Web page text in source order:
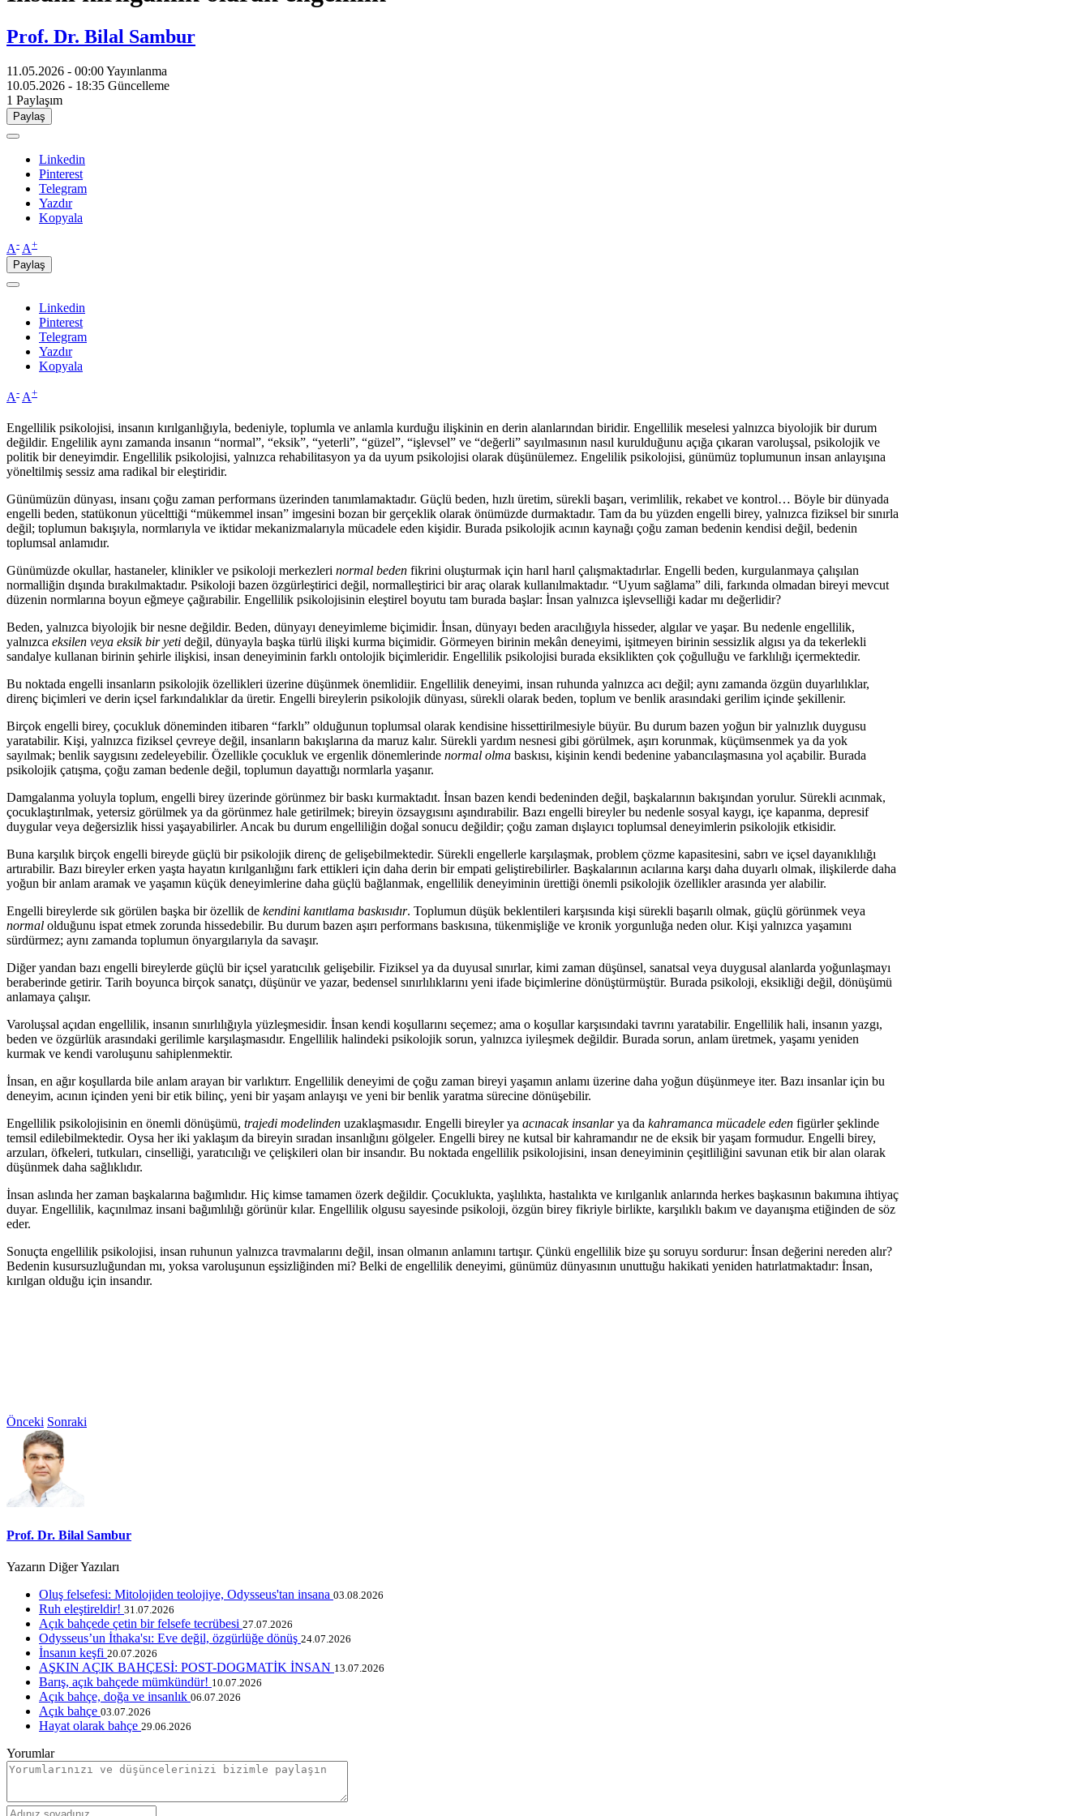
Prof. Dr. Bilal Sambur
11.05.2026 - 00:00Yayınlanma
10.05.2026 - 18:35 Güncelleme
1 Paylaşım
Paylaş
Linkedin
Pinterest
Telegram
Yazdır
Kopyala
A- A+
Paylaş
Linkedin
Pinterest
Telegram
Yazdır
Kopyala
A- A+
Engellilik psikolojisi, insanın kırılganlığıyla, bedeniyle, toplumla ve anlamla kurduğu ilişkinin en derin alanlarından biridir. Engellilik meselesi yalnızca biyolojik bir durum
değildir. Engelilik aynı zamanda insanın “normal”, “eksik”, “yeterli”, “güzel”, “işlevsel” ve “değerli” sayılmasının nasıl kurulduğunu açığa çıkaran varoluşsal, psikolojik ve
politik bir deneyimdir. Engellilik psikolojisi, yalnızca rehabilitasyon ya da uyum psikolojisi olarak düşünülemez. Engelilik psikolojisi, günümüz toplumunun insan anlayışına
yöneltilmiş sessiz ama radikal bir eleştiridir.
Günümüzün dünyası, insanı çoğu zaman performans üzerinden tanımlamaktadır. Güçlü beden, hızlı üretim, sürekli başarı, verimlilik, rekabet ve kontrol… Böyle bir dünyada
engelli beden, statükonun yücelttiği “mükemmel insan” imgesini bozan bir gerçeklik olarak önümüzde durmaktadır. Tam da bu yüzden engelli birey, yalnızca fiziksel bir sınırla
değil; toplumun bakışıyla, normlarıyla ve iktidar mekanizmalarıyla mücadele eden kişidir. Burada psikolojik acının kaynağı çoğu zaman bedenin kendisi değil, bedenin
toplumsal anlamıdır.
Günümüzde okullar, hastaneler, klinikler ve psikoloji merkezleri normal beden fikrini oluşturmak için harıl harıl çalışmaktadırlar. Engelli beden, kurgulanmaya çalışılan
normalliğin dışında bırakılmaktadır. Psikoloji bazen özgürleştirici değil, normalleştirici bir araç olarak kullanılmaktadır. “Uyum sağlama” dili, farkında olmadan bireyi mevcut
düzenin normlarına boyun eğmeye çağırabilir. Engellilik psikolojisinin eleştirel boyutu tam burada başlar: İnsan yalnızca işlevselliği kadar mı değerlidir?
Beden, yalnızca biyolojik bir nesne değildir. Beden, dünyayı deneyimleme biçimidir. İnsan, dünyayı beden aracılığıyla hisseder, algılar ve yaşar. Bu nedenle engellilik,
yalnızca eksilen veya eksik bir yeti değil, dünyayla başka türlü ilişki kurma biçimidir. Görmeyen birinin mekân deneyimi, işitmeyen birinin sessizlik algısı ya da tekerlekli
sandalye kullanan birinin şehirle ilişkisi, insan deneyiminin farklı ontolojik biçimleridir. Engellilik psikolojisi burada eksiklikten çok çoğulluğu ve farklılığı içermektedir.
Bu noktada engelli insanların psikolojik özellikleri üzerine düşünmek önemlidiir. Engellilik deneyimi, insan ruhunda yalnızca acı değil; aynı zamanda özgün duyarlılıklar,
direnç biçimleri ve derin içsel farkındalıklar da üretir. Engelli bireylerin psikolojik dünyası, sürekli olarak beden, toplum ve benlik arasındaki gerilim içinde şekillenir.
Birçok engelli birey, çocukluk döneminden itibaren “farklı” olduğunun toplumsal olarak kendisine hissettirilmesiyle büyür. Bu durum bazen yoğun bir yalnızlık duygusu
yaratabilir. Kişi, yalnızca fiziksel çevreye değil, insanların bakışlarına da maruz kalır. Sürekli yardım nesnesi gibi görülmek, aşırı korunmak, küçümsenmek ya da yok
sayılmak; benlik saygısını zedeleyebilir. Özellikle çocukluk ve ergenlik dönemlerinde normal olma baskısı, kişinin kendi bedenine yabancılaşmasına yol açabilir. Burada
psikolojik çatışma, çoğu zaman bedenle değil, toplumun dayattığı normlarla yaşanır.
Damgalanma yoluyla toplum, engelli birey üzerinde görünmez bir baskı kurmaktadıt. İnsan bazen kendi bedeninden değil, başkalarının bakışından yorulur. Sürekli acınmak,
çocuklaştırılmak, yetersiz görülmek ya da görünmez hale getirilmek; bireyin özsaygısını aşındırabilir. Bazı engelli bireyler bu nedenle sosyal kaygı, içe kapanma, depresif
duygular veya değersizlik hissi yaşayabilirler. Ancak bu durum engelliliğin doğal sonucu değildir; çoğu zaman dışlayıcı toplumsal deneyimlerin psikolojik etkisidir.
Buna karşılık birçok engelli bireyde güçlü bir psikolojik direnç de gelişebilmektedir. Sürekli engellerle karşılaşmak, problem çözme kapasitesini, sabrı ve içsel dayanıklılığı
artırabilir. Bazı bireyler erken yaşta hayatın kırılganlığını fark ettikleri için daha derin bir empati geliştirebilirler. Başkalarının acılarına karşı daha duyarlı olmak, ilişkilerde daha
yoğun bir anlam aramak ve yaşamın küçük deneyimlerine daha güçlü bağlanmak, engellilik deneyiminin ürettiği önemli psikolojik özellikler arasında yer alabilir.
Engelli bireylerde sık görülen başka bir özellik de kendini kanıtlama baskısıdır. Toplumun düşük beklentileri karşısında kişi sürekli başarılı olmak, güçlü görünmek veya
normal olduğunu ispat etmek zorunda hissedebilir. Bu durum bazen aşırı performans baskısına, tükenmişliğe ve kronik yorgunluğa neden olur. Kişi yalnızca yaşamını
sürdürmez; aynı zamanda toplumun önyargılarıyla da savaşır.
Diğer yandan bazı engelli bireylerde güçlü bir içsel yaratıcılık gelişebilir. Fiziksel ya da duyusal sınırlar, kimi zaman düşünsel, sanatsal veya duygusal alanlarda yoğunlaşmayı
beraberinde getirir. Tarih boyunca birçok sanatçı, düşünür ve yazar, bedensel sınırlılıklarını yeni ifade biçimlerine dönüştürmüştür. Burada psikoloji, eksikliği değil, dönüşümü
anlamaya çalışır.
Varoluşsal açıdan engellilik, insanın sınırlılığıyla yüzleşmesidir. İnsan kendi koşullarını seçemez; ama o koşullar karşısındaki tavrını yaratabilir. Engellilik hali, insanın yazgı,
beden ve özgürlük arasındaki gerilimle karşılaşmasıdır. Engellilik halindeki psikolojik sorun, yalnızca iyileşmek değildir. Burada sorun, anlam üretmek, yaşamı yeniden
kurmak ve kendi varoluşunu sahiplenmektir.
İnsan, en ağır koşullarda bile anlam arayan bir varlıktırr. Engellilik deneyimi de çoğu zaman bireyi yaşamın anlamı üzerine daha yoğun düşünmeye iter. Bazı insanlar için bu
deneyim, acının içinden yeni bir etik bilinç, yeni bir yaşam anlayışı ve yeni bir benlik yaratma sürecine dönüşebilir.
Engellilik psikolojisinin en önemli dönüşümü, trajedi modelinden uzaklaşmasıdır. Engelli bireyler ya acınacak insanlarya da kahramanca mücadele eden figürler şeklinde
temsil edilebilmektedir. Oysa her iki yaklaşım da bireyin sıradan insanlığını gölgeler. Engelli birey ne kutsal bir kahramandır ne de eksik bir yaşam formudur. Engelli birey,
arzuları, öfkeleri, tutkuları, cinselliği, yaratıcılığı ve çelişkileri olan bir insandır. Bu noktada engellilik psikolojisini, insan deneyiminin çeşitliliğini savunan etik bir alan olarak
düşünmek daha sağlıklıdır.
İnsan aslında her zaman başkalarına bağımlıdır. Hiç kimse tamamen özerk değildir. Çocuklukta, yaşlılıkta, hastalıkta ve kırılganlık anlarında herkes başkasının bakımına ihtiyaç
duyar. Engellilik, kaçınılmaz insani bağımlılığı görünür kılar. Engellilik olgusu sayesinde psikoloji, özgün birey fikriyle birlikte, karşılıklı bakım ve dayanışma etiğinden de söz
eder.
Sonuçta engellilik psikolojisi, insan ruhunun yalnızca travmalarını değil, insan olmanın anlamını tartışır. Çünkü engellilik bize şu soruyu sordurur: İnsan değerini nereden alır?
Bedenin kusursuzluğundan mı, yoksa varoluşunun eşsizliğinden mi? Belki de engellilik deneyimi, günümüz dünyasının unuttuğu hakikati yeniden hatırlatmaktadır: İnsan,
kırılgan olduğu için insandır.
Önceki Sonraki
Prof. Dr. Bilal Sambur
Yazarın Diğer Yazıları
Oluş felsefesi: Mitolojiden teolojiye, Odysseus'tan insana 03.08.2026
Ruh eleştireldir! 31.07.2026
Açık bahçede çetin bir felsefe tecrübesi 27.07.2026
Odysseus’un İthaka'sı: Eve değil, özgürlüğe dönüş 24.07.2026
İnsanın keşfi 20.07.2026
AŞKIN AÇIK BAHÇESİ: POST-DOGMATİK İNSAN 13.07.2026
Barış, açık bahçede mümkündür! 10.07.2026
Açık bahçe, doğa ve insanlık 06.07.2026
Açık bahçe 03.07.2026
Hayat olarak bahçe 29.06.2026
Yorumlar